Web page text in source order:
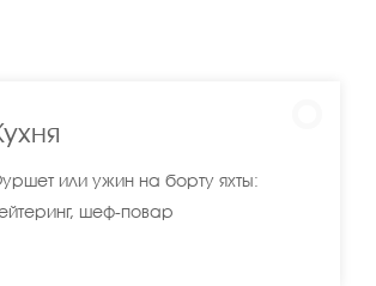
или ужин на борту яхты:
шеф-повар